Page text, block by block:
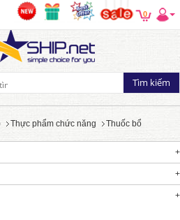
0
Thực phẩm chức năng Thuốc bổ